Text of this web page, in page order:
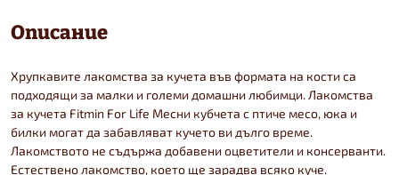
Описание
Хрупкавите лакомства за кучета във формата на кости са
подходящи за малки и големи домашни любимци. Лакомства
за кучета Fitmin For Life Месни кубчета с птиче месо, юка и
билки могат да забавляват кучето ви дълго време.
Лакомството не съдържа добавени оцветители и консерванти.
Естествено лакомство, което ще зарадва всяко куче.